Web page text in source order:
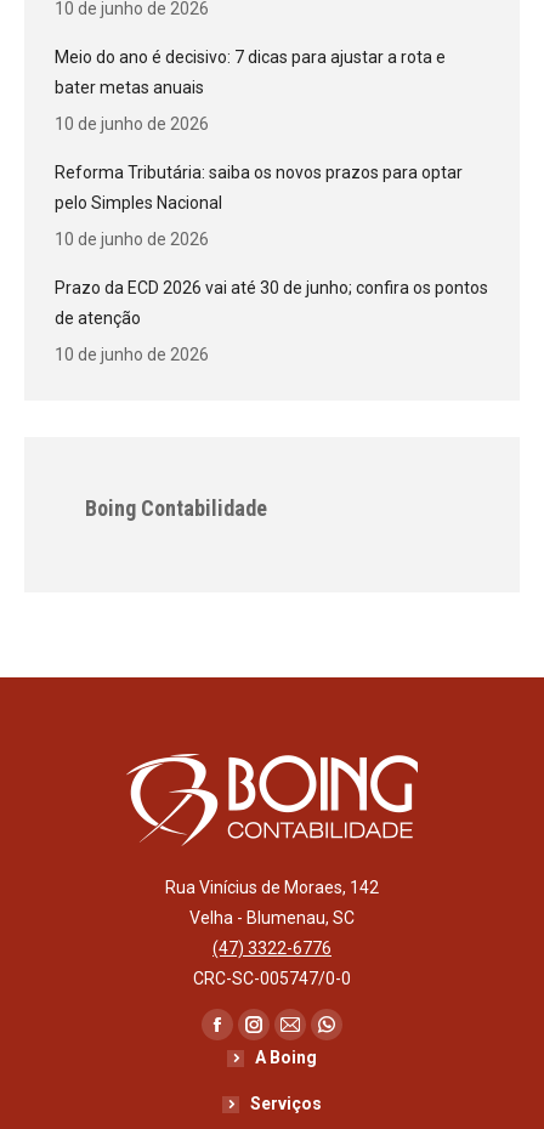
10 de junho de 2026
Meio do ano é decisivo: 7 dicas para ajustar a rota e
bater metas anuais
10 de junho de 2026
Reforma Tributária: saiba os novos prazos para optar
pelo Simples Nacional
10 de junho de 2026
Prazo da ECD 2026 vai até 30 de junho; confira os pontos
de atenção
10 de junho de 2026
Boing Contabilidade
Rua Vinícius de Moraes, 142
Velha - Blumenau, SC
(47) 3322-6776
CRC-SC-005747/0-0
Facebook
page
opens
Instagram
page
opens
Mail
page
opens
Whatsapp
A Boing
Serviços